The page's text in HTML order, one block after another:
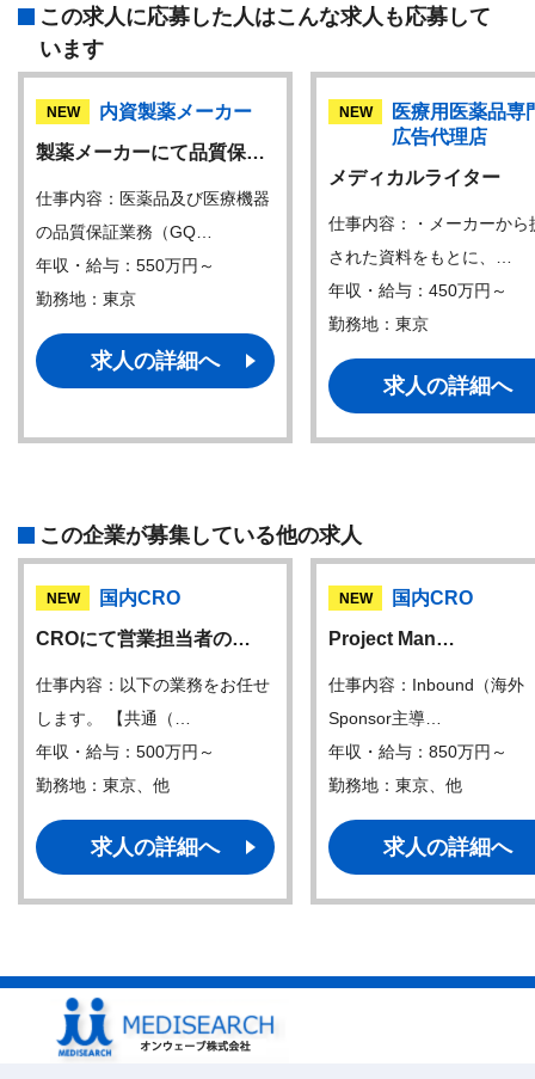
この求人に応募した人はこんな求人も応募して
います
NEW
内資製薬メーカー
製薬メーカーにて品質保…
仕事内容：医薬品及び医療機器
の品質保証業務（GQ…
年収・給与：550万円～
勤務地：東京
求人の詳細へ
NEW
医療用医薬品専
広告代理店
メディカルライター
仕事内容：・メーカーから
された資料をもとに、…
年収・給与：450万円～
勤務地：東京
求人の詳細へ
この企業が募集している他の求人
NEW
国内CRO
CROにて営業担当者の…
仕事内容：以下の業務をお任せ
します。 【共通（…
年収・給与：500万円～
勤務地：東京、他
求人の詳細へ
NEW
国内CRO
Project Man…
仕事内容：Inbound（海外
Sponsor主導…
年収・給与：850万円～
勤務地：東京、他
求人の詳細へ